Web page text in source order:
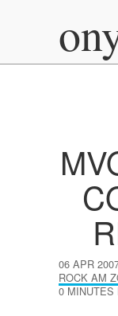
06 APR
ROCK AM
0 MINUTES